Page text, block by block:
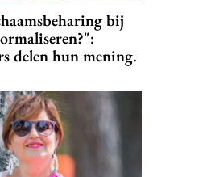
bij
delen hun mening.